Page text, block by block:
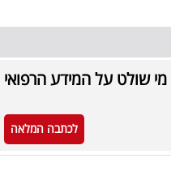
שולט על המידע הרפואי
לכתבה המלאה